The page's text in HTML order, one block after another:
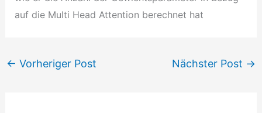
auf die Multi Head Attention berechnet hat
← Vorheriger Post Nächster Post →